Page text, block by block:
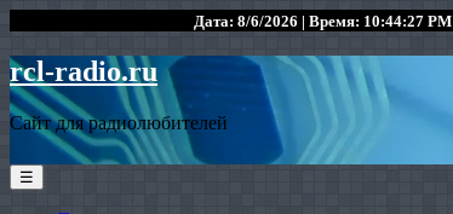
Дата: 8/6/2026 | Время: 10:44:27 PM
rcl-radio.ru
Сайт для радиолюбителей
☰